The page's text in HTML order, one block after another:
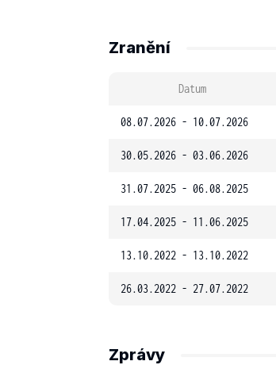
Zranění
Datum
08.07.2026 - 10.07.2026
30.05.2026 - 03.06.2026
31.07.2025 - 06.08.2025
17.04.2025 - 11.06.2025
13.10.2022 - 13.10.2022
26.03.2022 - 27.07.2022
Zprávy